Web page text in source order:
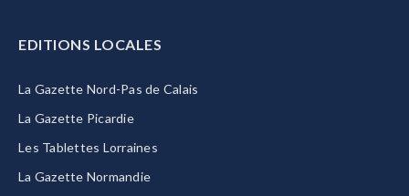
EDITIONS LOCALES
La Gazette Nord-Pas de Calais
La Gazette Picardie
Les Tablettes Lorraines
La Gazette Normandie